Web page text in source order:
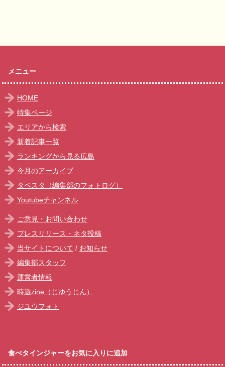
メニュー
HOME
特集ページ
エリアから検索
新着記事一覧
ランキングから見る広島
今月のアーカイブ
タベスタ（編集部のフォトログ）
Youtubeチャンネル
ご意見・お問い合わせ
プレスリリース・ネタ投稿
当サイトについて / お知らせ
編集部スタッフ
運営者情報
時遊zine（じゆうじん）
ジユウフォト
食べタインジャーをお気に入りに追加